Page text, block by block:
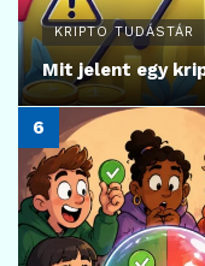
KRIPTO TUDÁSTÁR
Mit jelent egy